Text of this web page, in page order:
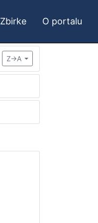
Zbirke O portalu
Z->A